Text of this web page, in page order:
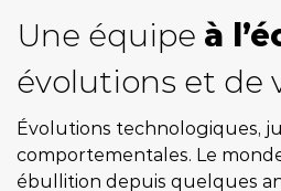
Une équipe à
évolutions et de
Évolutions technologiques,
comportementales. Le
ébullition depuis quelques